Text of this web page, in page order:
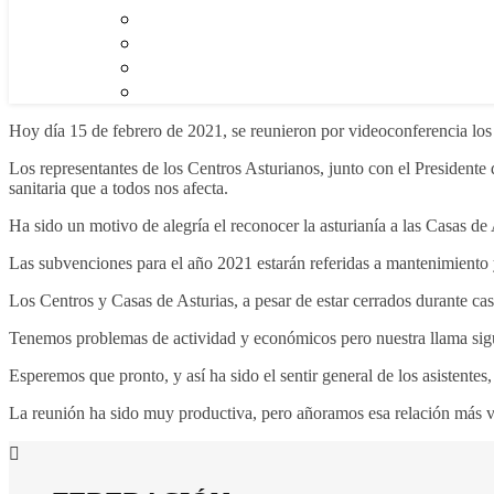
Hoy día 15 de febrero de 2021, se reunieron por videoconferencia
Los representantes de los Centros Asturianos, junto con el
sanitaria que a todos nos afecta.
Ha sido un motivo de alegría el reconocer la asturianía a las Casas
Las subvenciones para el año 2021 estarán referidas a
Los Centros y Casas de Asturias, a pesar de estar cerrados durante
Tenemos problemas de actividad y económicos pero nuestra llama
Esperemos que pronto, y así ha sido el sentir general de los
La reunión ha sido muy productiva, pero añoramos esa relación más